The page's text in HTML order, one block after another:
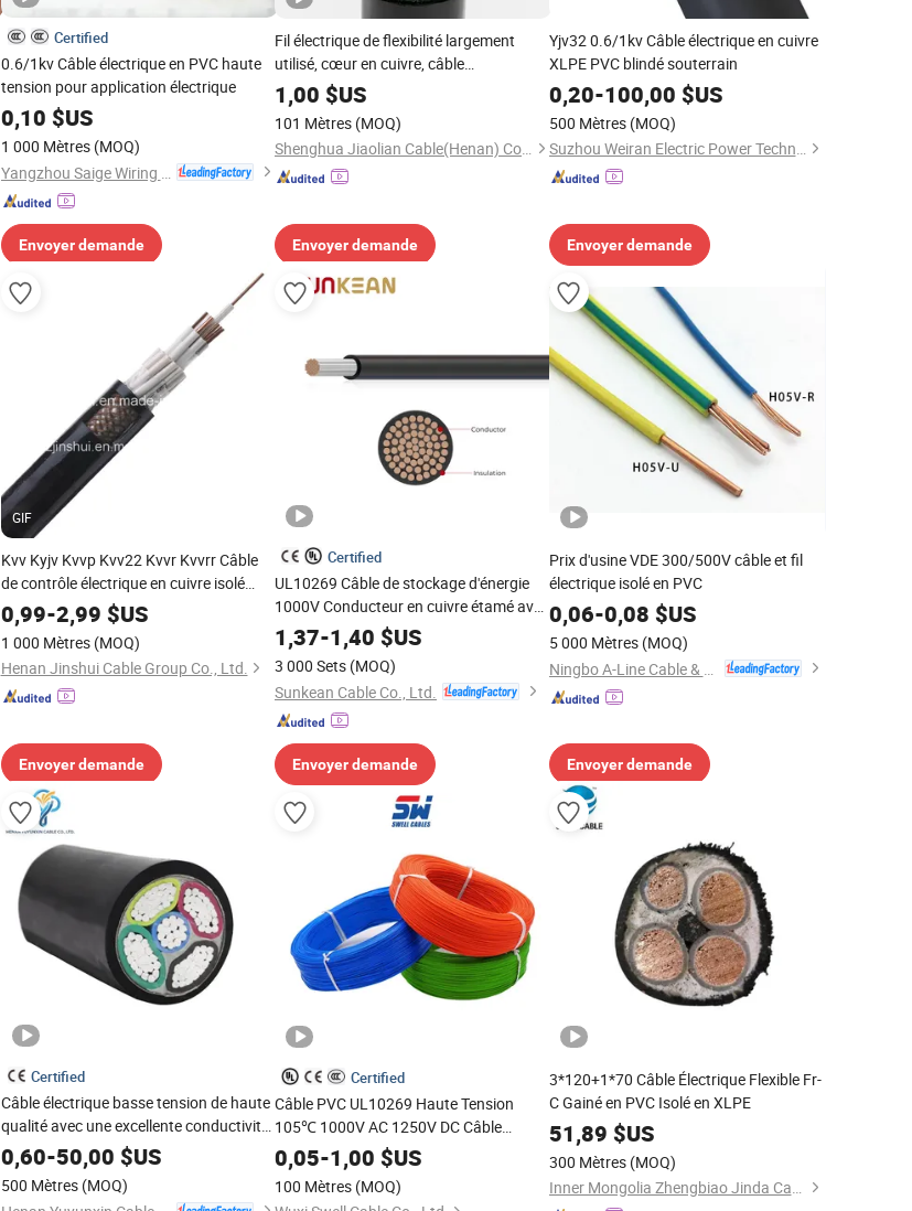
Certified
0.6/1kv Câble électrique en PVC haute
tension pour application électrique
0,10 $US
1 000 Mètres (MOQ)
Envoyer demande
Fil électrique de flexibilité largement
utilisé, cœur en cuivre, câble
d'alimentation isolé en PVC
1,00 $US
101 Mètres (MOQ)
Shenghua Jiaolian Cable(Henan) Co., Ltd.
Envoyer demande
Yjv32 0.6/1kv Câble électrique en cuivre
XLPE PVC blindé souterrain
0,20-100,00 $US
500 Mètres (MOQ)
Suzhou Weiran Electric Power Technology Co., Ltd.
Envoyer demande
GIF
Kvv Kyjv Kvvp Kvv22 Kvvr Kvvrr Câble
de contrôle électrique en cuivre isolé
PVC
0,99-2,99 $US
1 000 Mètres (MOQ)
Henan Jinshui Cable Group Co., Ltd.
Envoyer demande
Certified
UL10269 Câble de stockage d'énergie
1000V Conducteur en cuivre étamé avec
isolation en PVC AC
1,37-1,40 $US
3 000 Sets (MOQ)
Sunkean Cable Co., Ltd.
Envoyer demande
Prix d'usine VDE 300/500V câble et fil
électrique isolé en PVC
0,06-0,08 $US
5 000 Mètres (MOQ)
Envoyer demande
Certified
Câble électrique basse tension de haute
qualité avec une excellente conductivité,
gaine en PVC armé, cuivre flexible
0,60-50,00 $US
500 Mètres (MOQ)
Certified
Câble PVC UL10269 Haute Tension
105℃ 1000V AC 1250V DC Câble
Électrique pour Câble de Stockage
d'Énergie
0,05-1,00 $US
100 Mètres (MOQ)
3*120+1*70 Câble Électrique Flexible Fr-
C Gainé en PVC Isolé en XLPE
51,89 $US
300 Mètres (MOQ)
Inner Mongolia Zhengbiao Jinda Cable Co., Ltd.